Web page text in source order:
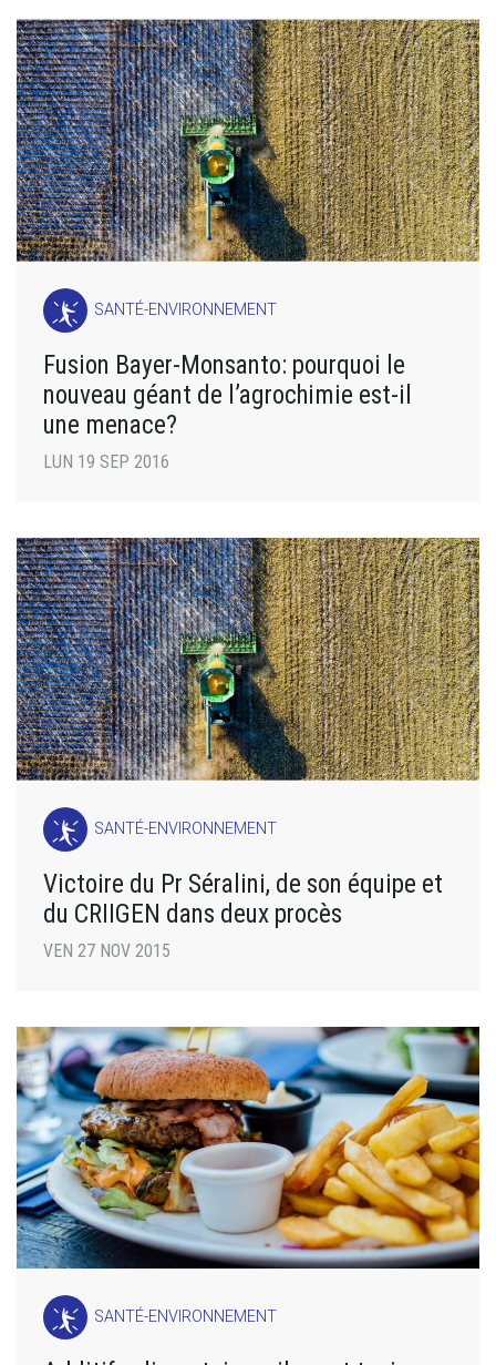
SANTÉ-ENVIRONNEMENT
Fusion Bayer-Monsanto: pourquoi le
nouveau géant de l’agrochimie est-il
une menace?
LUN 19 SEP 2016
SANTÉ-ENVIRONNEMENT
Victoire du Pr Séralini, de son équipe et
du CRIIGEN dans deux procès
VEN 27 NOV 2015
SANTÉ-ENVIRONNEMENT